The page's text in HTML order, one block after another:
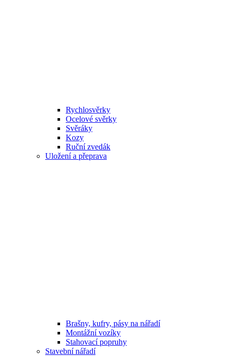
Rychlosvěrky
Ocelové svěrky
Svěráky
Kozy
Ruční zvedák
Uložení a přeprava
Brašny, kufry, pásy na nářadí
Montážní vozíky
Stahovací popruhy
Stavební nářadí